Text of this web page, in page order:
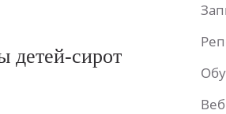
детей-сирот